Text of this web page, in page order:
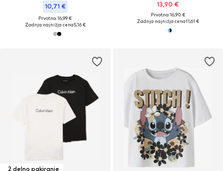
10,71 €
Prvotno: 16,99 €
Zadnja najnižja cena5,16 €
13,90 €
Prvotno: 16,90 €
Zadnja najnižja cena11,61 €
2 delno pakiranje